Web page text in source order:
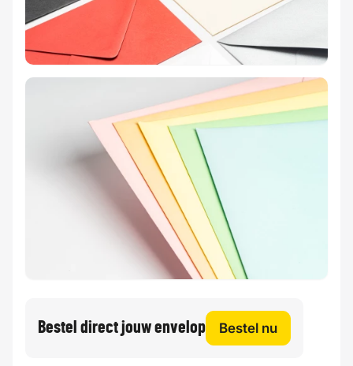
Bestel direct jouw envelop Bestel nu